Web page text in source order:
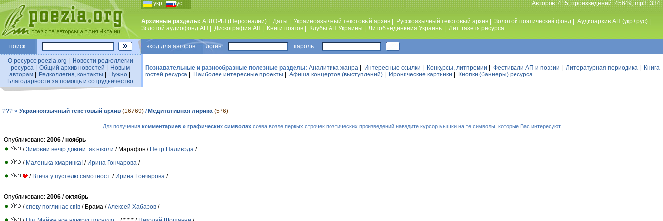
укр рус Авторов: 415, произведений: 45649, mp3: 334
Архивные разделы: АВТОРЫ (Персоналии) Даты Украиноязычный текстовый архив Русскоязычный текстовый архив Золотой поэтический фонд Аудиоархив АП (укр+рус)
Золотой аудиофонд АП
Дискография АП Книги поэтов Клубы АП Украины Литобъединения Украины Лит. газета ресурса
поиск вход для авторов логин: пароль:
О ресурсе poezia.org
Новости редколлегии
ресурса
Общий архив новостей
Новым
авторам| Редколлегия, контакты Нужно|
Благодарности за помощь и сотрудничество
Познавательные и разнообразные полезные разделы: Аналитика жанра Интересные ссылки Конкурсы, литпремии Фестивали АП и поэзии Литературная периодика
Книга
гостей ресурса
Наиболее интересные проекты Афиша концертов (выступлений) Иронические картинки Кнопки (баннеры) ресурса
??? » Украиноязычный текстовый архив (16769) / Медитативная лирика (576)
Для получения комментариев о графических символахслева возле первых строчек поэтических произведений наведите курсор мышки на те символы, которые Вас интересуют
Опубликовано: 2006 /ноябрь
/Зимовий вечір довгий. як ніколи / Марафон / Петр Паливода /
/ Маленька хмаринка! / Ирина Гончарова /
/ Втеча у пустелю самотності / Ирина Гончарова /
Опубликовано: 2006 /октябрь
/спеку поглинає спів / Брама /Алексей Хабаров /